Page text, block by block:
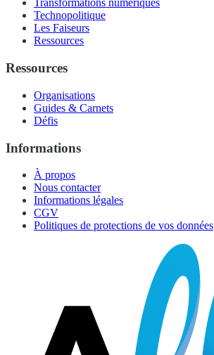
Transformations numériques
Technopolitique
Les Faiseurs
Ressources
Ressources
Organisations
Guides & Carnets
Défis
Informations
À propos
Nous contacter
Informations légales
CGV
Politiques de protections de vos données